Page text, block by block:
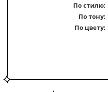
По стилю
По тону
По цвету